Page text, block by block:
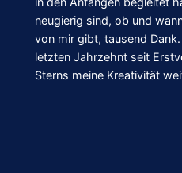
neugierig sind, ob und
von mir gibt, tausend
letzten Jahrzehnt seit
Sterns meine Kreativität